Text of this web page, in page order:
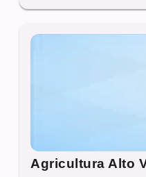
Agricultura Alto